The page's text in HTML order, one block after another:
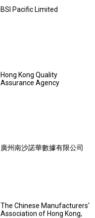
BSI Pacific Limited
Hong Kong Quality
Assurance Agency
廣州南沙諾華數據有限公司
The Chinese Manufacturers'
Association of Hong Kong,